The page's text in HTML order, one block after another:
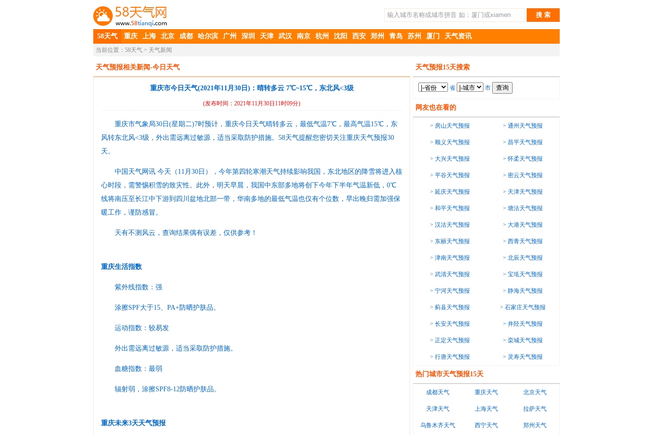
58天气 重庆 上海 北京 成都 哈尔滨 广州 深圳 天津 武汉 南京 杭州 沈阳 西安 郑州 青岛 苏州 厦门 天气资讯
当前位置： 58天气 > 天气新闻
天气预报相关新闻-今日天气
重庆市今日天气(2021年11月30日)：晴转多云 7℃~15℃，东北风<3级
(发布时间：2021年11月30日11时09分)
重庆市气象局30日(星期二)7时预计，重庆今日天气晴转多云，最低气温7℃，最高气温15℃，东
风转东北风<3级，外出需远离过敏源，适当采取防护措施。58天气提醒您密切关注重庆天气预报30
天。
中国天气网讯 今天（11月30日），今年第四轮寒潮天气持续影响我国，东北地区的降雪将进入核
心时段，需警惕积雪的致灾性。此外，明天早晨，我国中东部多地将创下今年下半年气温新低，0℃
线将南压至长江中下游到四川盆地北部一带，华南多地的最低气温也仅有个位数，早出晚归需加强保
暖工作，谨防感冒。
天有不测风云，查询结果偶有误差，仅供参考！
重庆生活指数
紫外线指数：强
涂擦SPF大于15、PA+防晒护肤品。
运动指数：较易发
外出需远离过敏源，适当采取防护措施。
血糖指数：最弱
辐射弱，涂擦SPF8-12防晒护肤品。
重庆未来3天天气预报
天气预报15天搜索
省 市
网友也在看的
> 房山天气预报 > 通州天气预报
> 顺义天气预报 > 昌平天气预报
> 大兴天气预报 >怀柔天气预报
> 平谷天气预报 > 密云天气预报
> 延庆天气预报 > 天津天气预报
> 和平天气预报 > 塘沽天气预报
> 汉沽天气预报 > 大港天气预报
> 东丽天气预报 > 西青天气预报
> 津南天气预报 > 北辰天气预报
> 武清天气预报 > 宝坻天气预报
> 宁河天气预报 > 静海天气预报
> 蓟县天气预报 > 石家庄天气预报
> 长安天气预报 > 井陉天气预报
> 正定天气预报 > 栾城天气预报
> 行唐天气预报 > 灵寿天气预报
热门城市天气预报15天
成都天气 重庆天气 北京天气
天津天气 上海天气 拉萨天气
乌鲁木齐天气 西宁天气 郑州天气